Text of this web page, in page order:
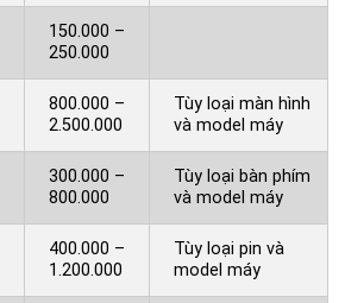
150.000 –
250.000
800.000 –
2.500.000
Tùy loại màn hình
và model máy
300.000 –
800.000
Tùy loại bàn phím
và model máy
400.000 –
1.200.000
Tùy loại pin và
model máy